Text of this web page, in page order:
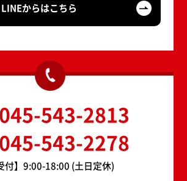
LINEからはこちら
045-543-2813
045-543-2278
付】9:00-18:00 (土日定休)